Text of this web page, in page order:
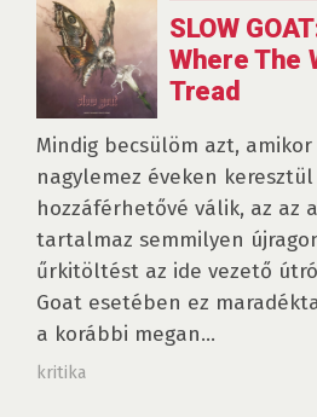
SLOW
Where The
Tread
Mindig becsülöm azt,
nagylemez éveken
hozzáférhetővé válik, az az
tartalmaz semmilyen
űrkitöltést az ide vezető
Goat esetében ez
a korábbi megan...
kritika